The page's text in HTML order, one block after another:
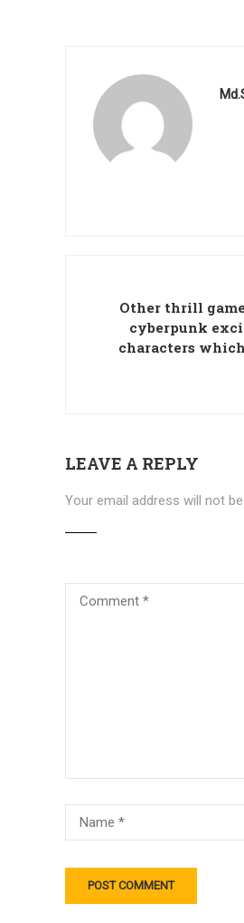
Other thrill
cyberpunk
characters
LEAVE A REPLY
Your email address will not